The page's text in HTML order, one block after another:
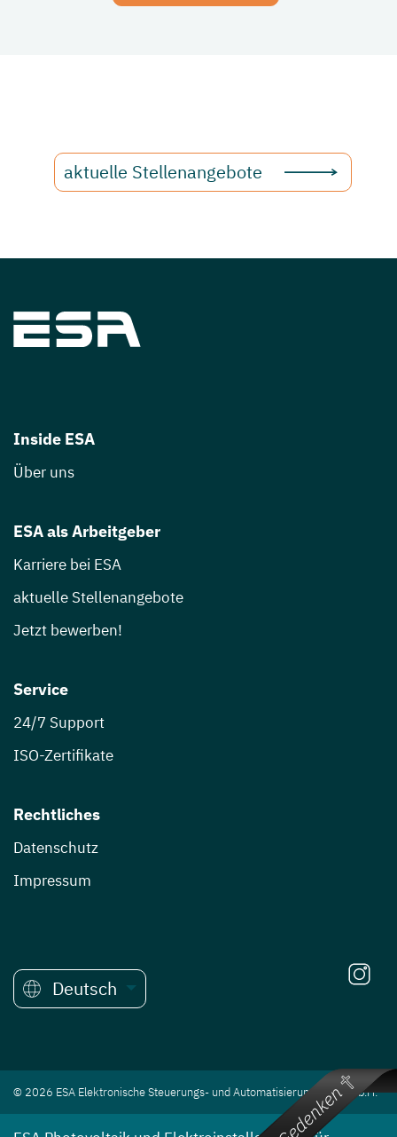
aktuelle Stellenangebote
Inside ESA
Über uns
ESA als Arbeitgeber
Karriere bei ESA
aktuelle Stellenangebote
Jetzt bewerben!
Service
24/7 Support
ISO-Zertifikate
Rechtliches
Datenschutz
Impressum
Deutsch
© 2026 ESA Elektronische Steuerungs- und Automatisierungs Ges.m.b.H.